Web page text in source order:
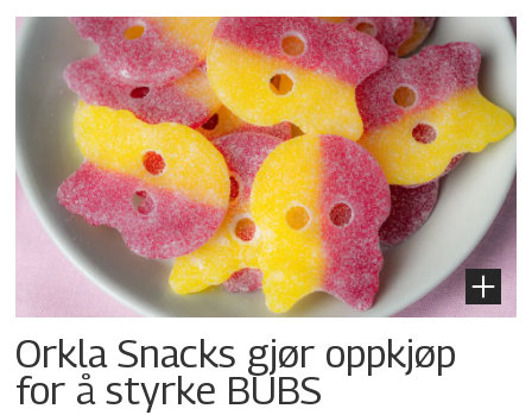
Orkla Snacks gjør oppkjøp
for å styrke BUBS